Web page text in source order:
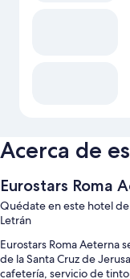
Acerca de
Eurostars Roma
Quédate en este hotel de
Letrán
Eurostars Roma Aeterna
de la Santa Cruz de
cafetería, servicio de